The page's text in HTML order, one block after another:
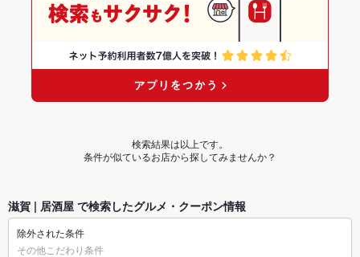
検索結果は以上です。
条件が似ているお店から探してみませんか？
滋賀 | 居酒屋 で検索したグルメ・クーポン情報
除外された条件
その他こだわり条件